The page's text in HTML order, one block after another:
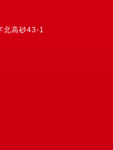
北高砂43-1